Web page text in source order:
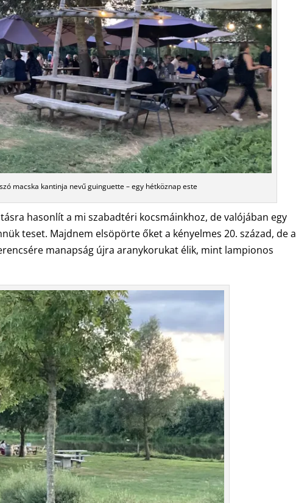
macska kantinja nevű guinguette – egy hétköznap este
hasonlít a mi szabadtéri kocsmáinkhoz, de valójában egy
teset. Majdnem elsöpörte őket a kényelmes 20. század, de a
manapság újra aranykorukat élik, mint lampionos